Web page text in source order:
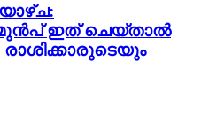
മുൻപ് ഇത് ചെയ്താൽ
രാശിക്കാരുടെയും